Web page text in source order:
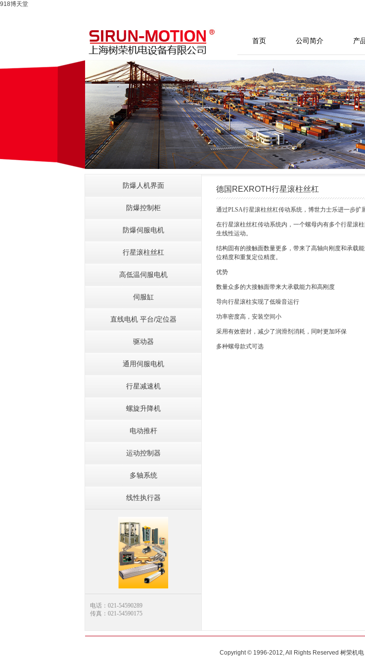
918博天堂
首页 公司简介 产
德国REXROTH行星滚柱丝杠
通过PLSA行星滚柱丝杠传动系统，博世力士乐进一步扩
在行星滚柱丝杠传动系统内，一个螺母内有多个行星滚
生线性运动。
结构固有的接触面数量更多，带来了高轴向刚度和承载
位精度和重复定位精度。
优势
数量众多的大接触面带来大承载能力和高刚度
导向行星滚柱实现了低噪音运行
功率密度高，安装空间小
采用有效密封，减少了润滑剂消耗，同时更加环保
多种螺母款式可选
防爆人机界面
防爆控制柜
防爆伺服电机
行星滚柱丝杠
高低温伺服电机
伺服缸
直线电机 平台/定位器
驱动器
通用伺服电机
行星减速机
螺旋升降机
电动推杆
运动控制器
多轴系统
线性执行器
电话：021-54590289
传真：021-54590175
Copyright © 1996-2012, All Rights Reserved 树荣机电